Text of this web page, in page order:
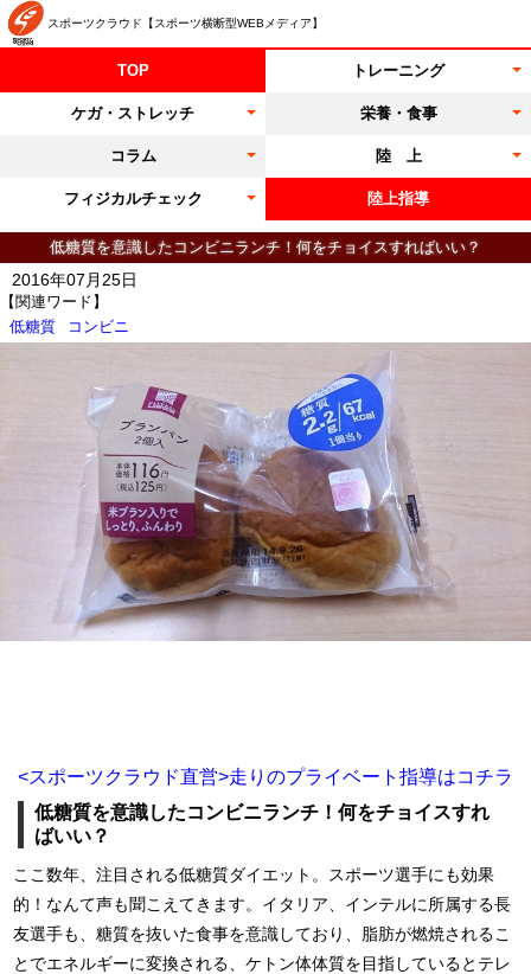
スポーツクラウド【スポーツ横断型WEBメディア】
TOP トレーニング
ケガ・ストレッチ 栄養・食事
コラム 陸 上
フィジカルチェック 陸上指導
低糖質を意識したコンビニランチ！何をチョイスすればいい？
【関連ワード】
低糖質
コンビニ
2016年07月25日
<スポーツクラウド直営>走りのプライベート指導はコチラ
低糖質を意識したコンビニランチ！何をチョイスすれ
ばいい？
ここ数年、注目される低糖質ダイエット。スポーツ選手にも効果
的！なんて声も聞こえてきます。イタリア、インテルに所属する長
友選手も、糖質を抜いた食事を意識しており、脂肪が燃焼されるこ
とでエネルギーに変換される、ケトン体体質を目指しているとテレ